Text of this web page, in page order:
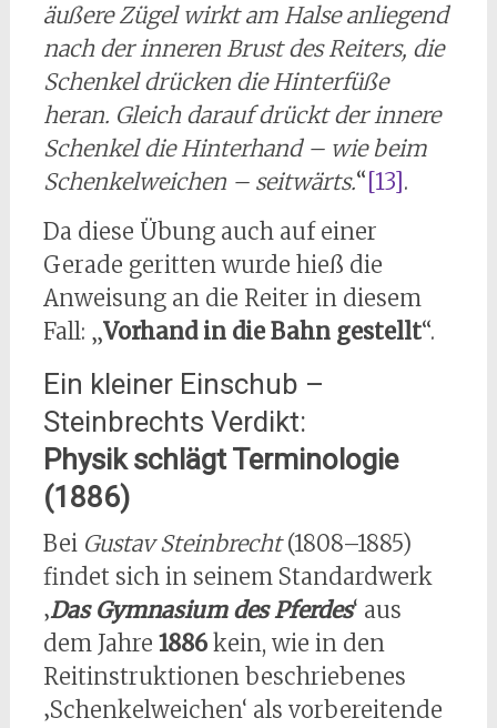
äußere Zügel wirkt am Halse anliegend
nach der inneren Brust des Reiters, die
Schenkel drücken die Hinterfüße
heran. Gleich darauf drückt der innere
Schenkel die Hinterhand – wie beim
Schenkelweichen – seitwärts.“[13].
Da diese Übung auch auf einer
Gerade geritten wurde hieß die
Anweisung an die Reiter in diesem
Fall: „Vorhand in die Bahn gestellt“.
Ein kleiner Einschub –
Steinbrechts Verdikt:
Physik schlägt Terminologie
(1886)
Bei Gustav Steinbrecht(1808–1885)
findet sich in seinem Standardwerk
‚Das Gymnasium des Pferdes‘ aus
dem Jahre 1886kein, wie in den
Reitinstruktionen beschriebenes
‚Schenkelweichen‘ als vorbereitende